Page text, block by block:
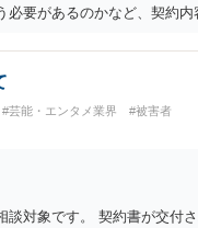
必要があるのかなど、契約
。
#芸能・エンタメ業界 #被害者
談対象です。 契約書が交付